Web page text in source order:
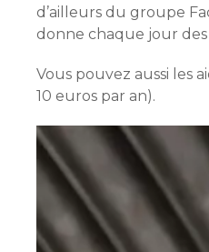
d’ailleurs du groupe
donne chaque jour
Vous pouvez aussi les
10 euros par an).